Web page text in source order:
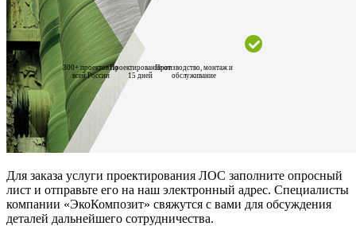
300+ проектов по
всей России
Проектирование от
15 дней
Производство, монтаж и
обслуживание
Для заказа услуги проектирования ЛОС заполните опросный
лист и отправьте его на наш электронный адрес. Специалисты
компании «ЭкоКомпозит» свяжутся с вами для обсуждения
деталей дальнейшего сотрудничества.